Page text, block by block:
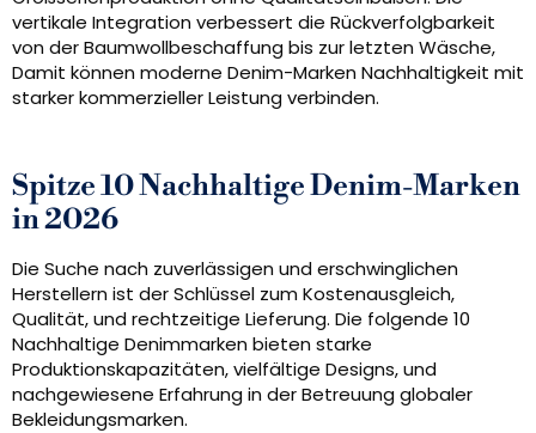
vertikale Integration verbessert die Rückverfolgbarkeit
von der Baumwollbeschaffung bis zur letzten Wäsche,
Damit können moderne Denim-Marken Nachhaltigkeit mit
starker kommerzieller Leistung verbinden.
Spitze 10 Nachhaltige Denim-Marken
in 2026
Die Suche nach zuverlässigen und erschwinglichen
Herstellern ist der Schlüssel zum Kostenausgleich,
Qualität, und rechtzeitige Lieferung. Die folgende 10
Nachhaltige Denimmarken bieten starke
Produktionskapazitäten, vielfältige Designs, und
nachgewiesene Erfahrung in der Betreuung globaler
Bekleidungsmarken.